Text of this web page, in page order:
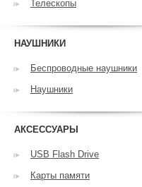
Телескопы
НАУШНИКИ
Беспроводные наушники
Наушники
АКСЕССУАРЫ
USB Flash Drive
Карты памяти